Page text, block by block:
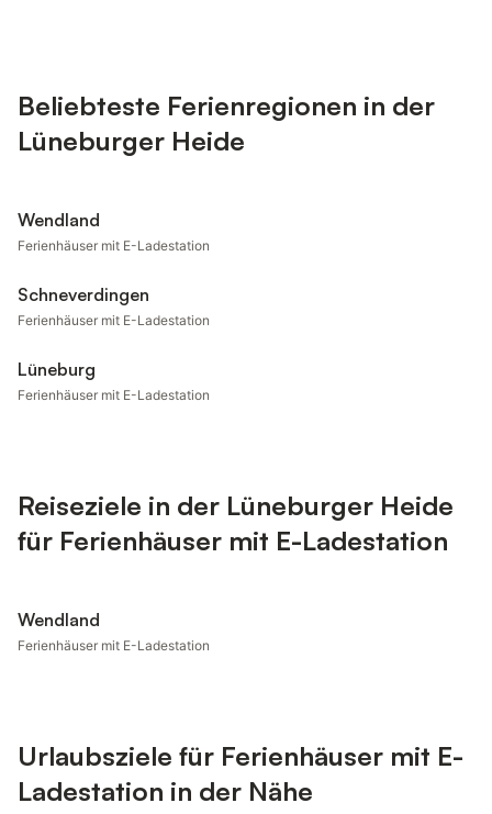
Beliebteste Ferienregionen in der
Lüneburger Heide
Wendland
Ferienhäuser mit E-Ladestation
Schneverdingen
Ferienhäuser mit E-Ladestation
Lüneburg
Ferienhäuser mit E-Ladestation
Reiseziele in der Lüneburger Heide
für Ferienhäuser mit E-Ladestation
Wendland
Ferienhäuser mit E-Ladestation
Urlaubsziele für Ferienhäuser mit E-
Ladestation in der Nähe